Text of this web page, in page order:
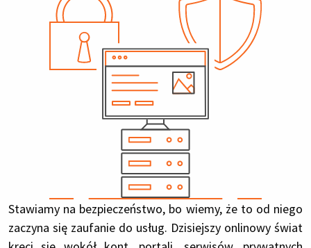
Stawiamy na bezpieczeństwo, bo wiemy, że to od niego
zaczyna się zaufanie do usług. Dzisiejszy onlinowy świat